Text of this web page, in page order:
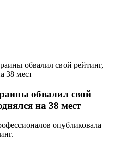
обвалил свой рейтинг,
38 мест
обвалил свой
на 38 мест
опубликовала